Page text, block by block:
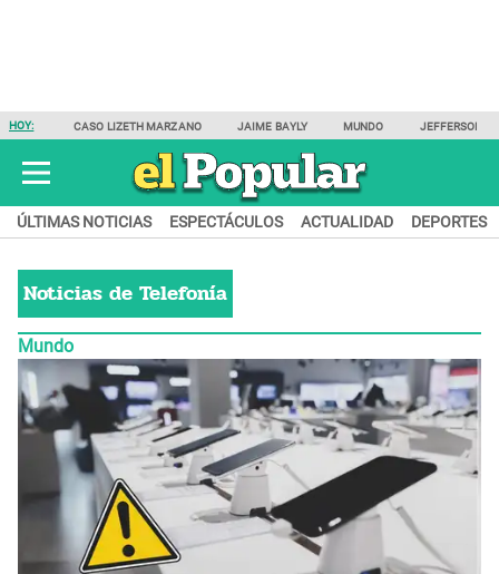
HOY: CASO LIZETH MARZANO JAIME BAYLY MUNDO JEFFERSON
ÚLTIMAS NOTICIAS ESPECTÁCULOS ACTUALIDAD DEPORTES
Noticias de Telefonía
Mundo